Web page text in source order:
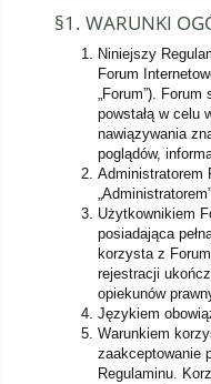
§1. WARUNKI
Niniejszy
Forum
„Forum”).
powstałą w celu
nawiązywania
poglądów,
Administratorem
Użytkownikiem
posiadająca
korzysta z
rejestracji
opiekunów
Językiem
Warunkiem
zaakceptowanie
Regulaminu.